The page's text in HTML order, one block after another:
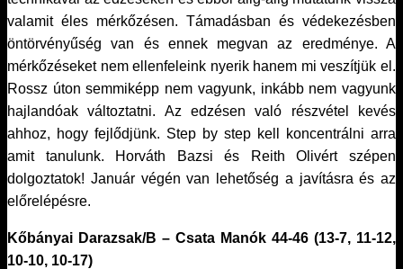
valamit éles mérkőzésen. Támadásban és védekezésben
öntörvényűség van és ennek megvan az eredménye. A
mérkőzéseket nem ellenfeleink nyerik hanem mi veszítjük el.
Rossz úton semmiképp nem vagyunk, inkább nem vagyunk
hajlandóak változtatni. Az edzésen való részvétel kevés
ahhoz, hogy fejlődjünk. Step by step kell koncentrálni arra
amit tanulunk. Horváth Bazsi és Reith Olivért szépen
dolgoztatok! Január végén van lehetőség a javításra és az
előrelépésre.
Kőbányai Darazsak/B – Csata Manók 44-46 (13-7, 11-12,
10-10, 10-17)